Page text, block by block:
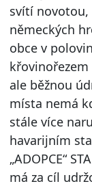
svítí novotou,
německých
obce v
ale běžnou
místa nemá
stále více
havarijním
„ADOPCE“
má za cíl